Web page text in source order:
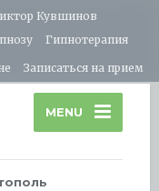
Кувшинов
Гипнотерапия
Записаться на прием
MENU